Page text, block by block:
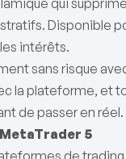
Disponible
intérêts.
sans risque
la plateforme, et
de passer en réel.
5
de